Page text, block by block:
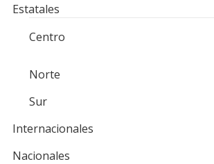
Estatales
Centro
Norte
Sur
Internacionales
Nacionales